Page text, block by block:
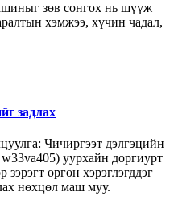
зөв сонгох нь шүүж
хэмжээ, хүчин чадал,
задлах
Чичиргээт дэлгэцийн
уурхайн доргиурт
өргөн хэрэглэгддэг
нөхцөл маш муу.